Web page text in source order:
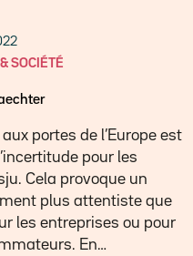
SOCIÉTÉ
portes de l’Europe est
pour les
Cela provoque un
plus attentiste que
les entreprises ou pour
En…